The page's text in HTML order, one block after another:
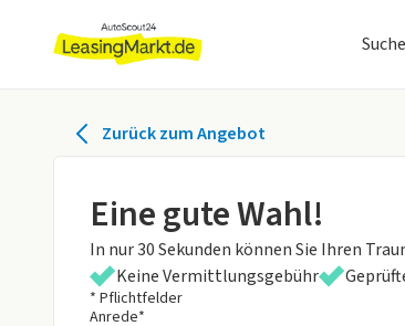
Zurück zum Angebot
Eine gute Wahl!
In nur 30 Sekunden können Sie Ihren
Keine Vermittlungsgebühr
* Pflichtfelder
Anrede*